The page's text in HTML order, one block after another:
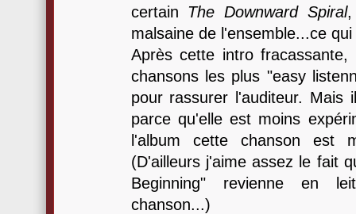
certain The Downward Spiral,
malsaine de l'ensemble...ce
Après cette intro
chansons les plus "easy
pour rassurer l'auditeur.
parce qu'elle est moins
l'album cette chanson est
(D'ailleurs j'aime assez le fait
Beginning" revienne en
chanson...)